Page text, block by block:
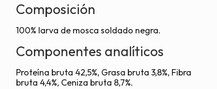
Composición
100% larva de mosca soldado negra.
Componentes analíticos
Proteína bruta 42,5%, Grasa bruta 3,8%, Fibra
bruta 4,4%, Ceniza bruta 8,7%.